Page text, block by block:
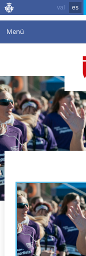
val es
Menú
Agenda
Instalaciones
Comunicación
Valencia en deporte
Reservas